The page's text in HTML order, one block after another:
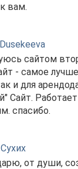
вам.
сайтом
- самое
и для
Сайт. Работает
спасибо.
от души,